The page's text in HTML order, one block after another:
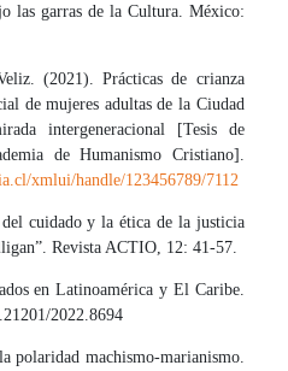
las garras de la Cultura. México:
(2021). Prácticas de crianza
de mujeres adultas de la Ciudad
intergeneracional [Tesis de
de Humanismo Cristiano].
xmlui/handle/123456789/7112
cuidado y la ética de la justicia
Revista ACTIO, 12: 41-57.
en Latinoamérica y El Caribe.
2022.8694
polaridad machismo-marianismo.